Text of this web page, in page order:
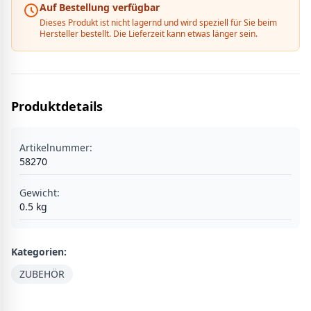
Auf Bestellung verfügbar
Dieses Produkt ist nicht lagernd und wird speziell für Sie beim
Hersteller bestellt. Die Lieferzeit kann etwas länger sein.
Produktdetails
Artikelnummer:
58270
Gewicht:
0.5 kg
Kategorien:
ZUBEHÖR